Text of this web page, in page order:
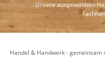
Unsere ausgewählten
Handel & Handwerk -